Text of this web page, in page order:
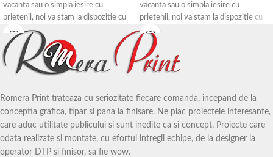
vacanta sau o simpla iesire cu
prietenii, noi va stam la dispozitie cu
serviciul de printare fotografii. Peste
aceste amintiri nu trebuie lasat sa se
astearna timpul si printarea
fotografiilor este o modalitate placuta
vacanta sau o simpla iesire cu
prietenii, noi va stam la dispozitie cu
serviciul de printare fotografii. Peste
aceste amintiri nu trebuie lasat sa se
astearna timpul si printarea
fotografiilor este o modalitate placuta
Romera Print trateaza cu seriozitate fiecare comanda, incepand de la
conceptia grafica, tipar si pana la finisare. Ne plac proiectele interesante,
care aduc utilitate publicului si sunt inedite ca si concept. Proiecte care
odata realizate si montate, cu efortul intregii echipe, de la designer la
operator DTP si finisor, sa fie wow.